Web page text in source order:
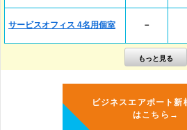
サービスオフィス 4名用個室 －
ビジネスエアポート新
はこちら→